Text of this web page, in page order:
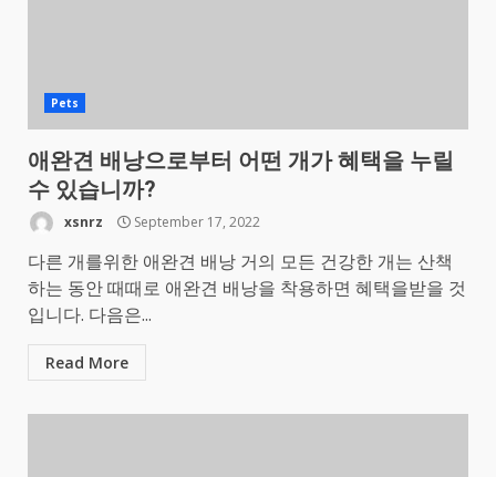
Pets
애완견 배낭으로부터 어떤 개가 혜택을 누릴
수 있습니까?
xsnrz September 17, 2022
다른 개를위한 애완견 배낭 거의 모든 건강한 개는 산책
하는 동안 때때로 애완견 배낭을 착용하면 혜택을받을 것
입니다. 다음은...
Read More